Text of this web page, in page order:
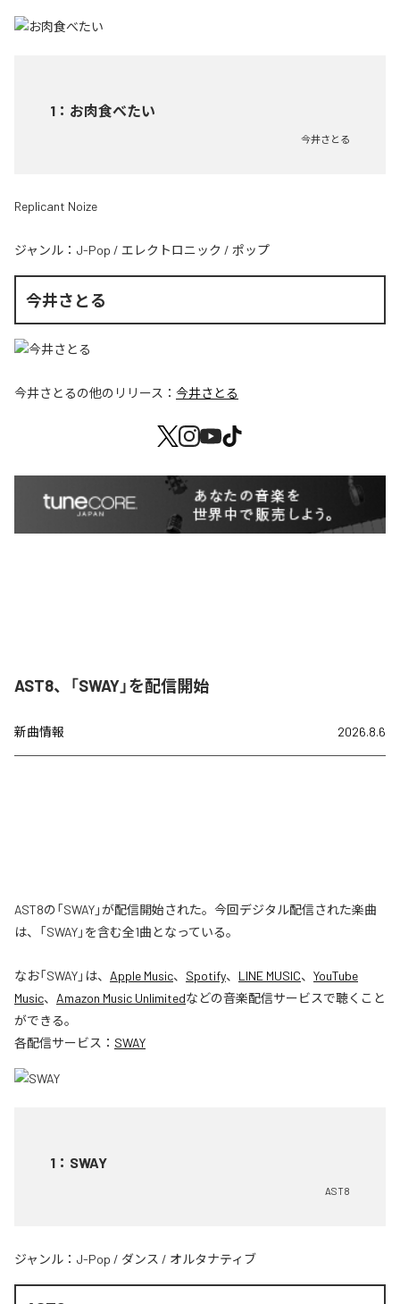
1 ： お肉食べたい
今井さとる
Replicant Noize
ジャンル： J-Pop / エレクトロニック / ポップ
今井さとる
今井さとるの他のリリース： 今井さとる
AST8、「SWAY」を配信開始
新曲情報 2026.8.6
AST8の「SWAY」が配信開始された。今回デジタル配信された楽曲
は、「SWAY」を含む全1曲となっている。
なお「SWAY」は、 Apple Music、 Spotify、 LINE MUSIC、 YouTube
Music、 Amazon Music Unlimitedなどの音楽配信サービスで聴くこと
ができる。
各配信サービス： SWAY
1 ： SWAY
AST8
ジャンル： J-Pop / ダンス / オルタナティブ